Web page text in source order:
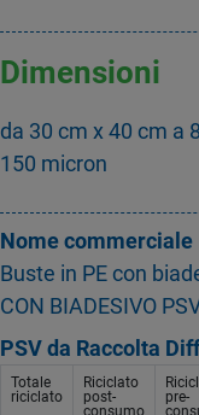
Dimensioni
da 30 cm x 40 cm a
150 micron
Nome commerciale
Buste in PE con
CON BIADESIVO
PSV da Raccolta
Totale
riciclato
Riciclato
post-
consumo
pre-